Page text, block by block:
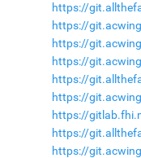
https://
https://
https://
https://
https://
https://
https://
https://
https://